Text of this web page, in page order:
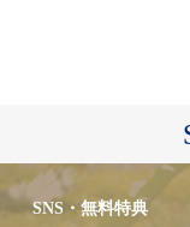
SNS・無料特典